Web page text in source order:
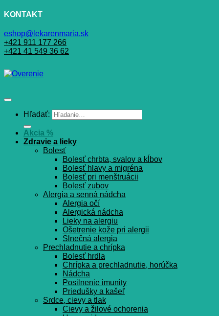
KONTAKT
eshop@lekarenmaria.sk
+421 911 177 266
+421 41 549 36 62
Hľadať:
Akcia %
Zdravie a lieky
Bolesť
Bolesť chrbta, svalov a kĺbov
Bolesť hlavy a migréna
Bolesť pri menštruácii
Bolesť zubov
Alergia a senná nádcha
Alergia očí
Alergická nádcha
Lieky na alergiu
Ošetrenie kože pri alergii
Slnečná alergia
Prechladnutie a chrípka
Bolesť hrdla
Chrípka a prechladnutie, horúčka
Nádcha
Posilnenie imunity
Priedušky a kašeľ
Srdce, cievy a tlak
Cievy a žilové ochorenia